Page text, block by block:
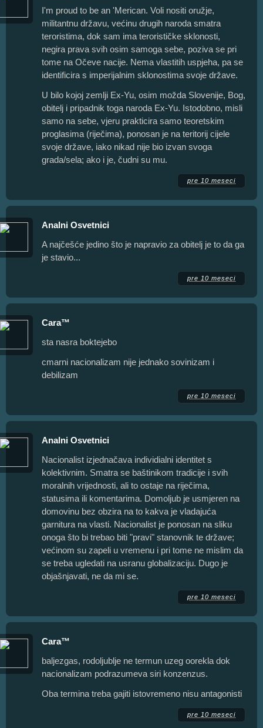
I'm proud to be an 'Merican. Voli nositi oružje,
militantnu državu, većinu drugih naroda smatra
teroristima, dok sam ima terorističke sklonosti,
negira prava svih osim samoga sebe, poziva se pri
tome na Očeve nacije. Nema vlastitih uspjeha, pa se
identificira s imperijalnim sklonostima svoje države.
U bilo kojoj zemlji Ex-Yu, osim možda Slovenije, Bog,
obitelj i pripadnik toga naroda Ex-Yu. Istodobno, misli
samo na sebe, vjeru prakticira samo teoretskim
proglasima (riječima), ponosan je na teritorij cijele
svoje države, iako nikad nije bio izvan svoga
grada/sela; ako i je, čudni su mu.
pre 10 meseci
Analni Osvetnici
A najčešće jedino što je napravio za obitelj je to da ga
je stavio...
pre 10 meseci
Cara™
sta nasra boktejebo
cmarni nacionalizam nije jednako sovinizam i
debilizam
pre 10 meseci
Analni Osvetnici
Nacionalist izjednačava individialni identitet s
kolektivnim. Smatra se baštinikom tradicije i svih
moralnih vrijednosti, ali to ostaje na riječima,
statusima ili komentarima. Domoljub je usmjeren na
domovinu bez obzira na to kakva je vladajuća
garnitura na vlasti. Nacionalist je ponosan na sliku
onoga što bi trebao biti "pravi" stanovnik te države;
većinom su zapeli u vremenu i pri tome ne mislim da
se treba ugledati na usranu globalizaciju. Dugo je
objašnjavati, ne da mi se.
pre 10 meseci
Cara™
baljezgas, rodoljublje ne termun uzeg oorekla dok
nacionalizam podrazumeva siri konzenzus.
Oba termina treba gajiti istovremeno nisu antagonisti
pre 10 meseci